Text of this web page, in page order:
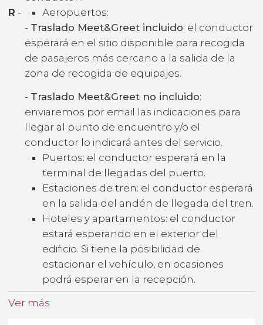
R -
Aeropuertos:
- Traslado Meet&Greet incluido: el conductor
esperará en el sitio disponible para recogida
de pasajeros más cercano a la salida de la
zona de recogida de equipajes.
- Traslado Meet&Greet no incluido:
enviaremos por email las indicaciones para
llegar al punto de encuentro y/o el
conductor lo indicará antes del servicio.
Puertos: el conductor esperará en la
terminal de llegadas del puerto.
Estaciones de tren: el conductor esperará
en la salida del andén de llegada del tren.
Hoteles y apartamentos: el conductor
estará esperando en el exterior del
edificio. Si tiene la posibilidad de
estacionar el vehículo, en ocasiones
podrá esperar en la recepción.
Ver más